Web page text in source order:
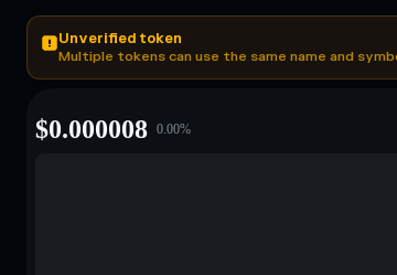
Unverified token
Multiple tokens can use the same name and
$0.000008 0.00%